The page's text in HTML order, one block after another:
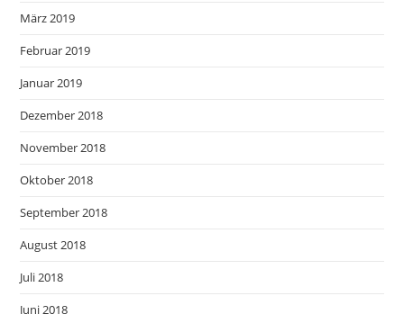
März 2019
Februar 2019
Januar 2019
Dezember 2018
November 2018
Oktober 2018
September 2018
August 2018
Juli 2018
Juni 2018